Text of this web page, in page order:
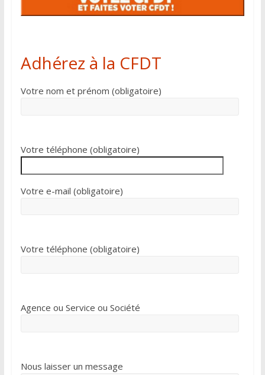
Adhérez à la CFDT
Votre nom et prénom (obligatoire)
Votre téléphone (obligatoire)
Votre e-mail (obligatoire)
Votre téléphone (obligatoire)
Agence ou Service ou Société
Nous laisser un message